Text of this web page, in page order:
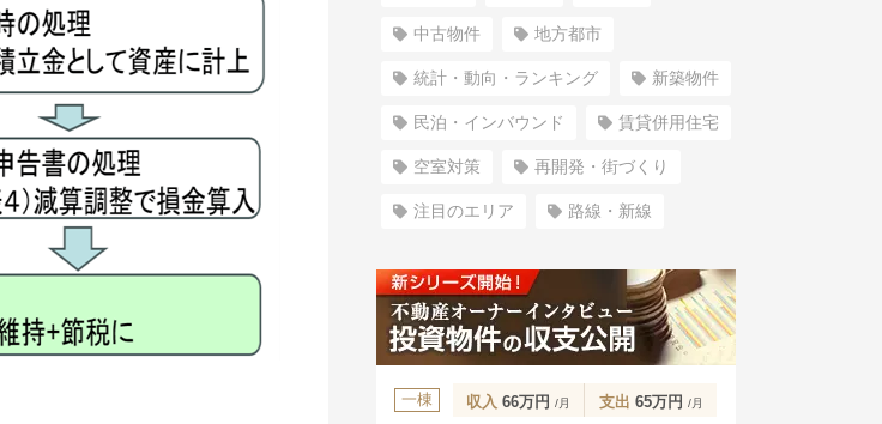
中古物件 地方都市
統計・動向・ランキング 新築物件
民泊・インバウンド 賃貸併用住宅
空室対策 再開発・街づくり
注目のエリア 路線・新線
一棟 収入 66万円 /月 支出 65万円 /月